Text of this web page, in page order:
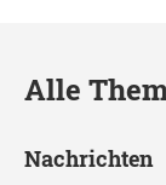
Alle
Nachrichten